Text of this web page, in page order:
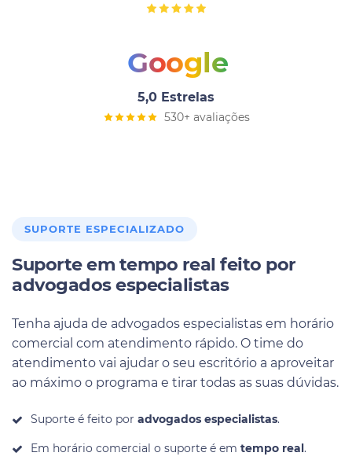
Google
5,0 Estrelas
530+ avaliações
SUPORTE ESPECIALIZADO
Suporte em tempo real feito por
advogados especialistas
Tenha ajuda de advogados especialistas em horário
comercial com atendimento rápido. O time do
atendimento vai ajudar o seu escritório a aproveitar
ao máximo o programa e tirar todas as suas dúvidas.
Suporte é feito por advogados especialistas.
Em horário comercial o suporte é em tempo real.